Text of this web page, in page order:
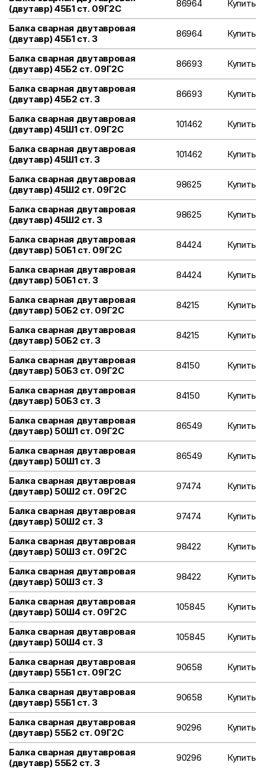
(двутавр) 45Б1 ст. 09Г2С
86964 Купить
Балка сварная двутавровая
(двутавр) 45Б1 ст. 3
86964 Купить
Балка сварная двутавровая
(двутавр) 45Б2 ст. 09Г2С
86693 Купить
Балка сварная двутавровая
(двутавр) 45Б2 ст. 3
86693 Купить
Балка сварная двутавровая
(двутавр) 45Ш1 ст. 09Г2С
101462 Купить
Балка сварная двутавровая
(двутавр) 45Ш1 ст. 3
101462 Купить
Балка сварная двутавровая
(двутавр) 45Ш2 ст. 09Г2С
98625 Купить
Балка сварная двутавровая
(двутавр) 45Ш2 ст. 3
98625 Купить
Балка сварная двутавровая
(двутавр) 50Б1 ст. 09Г2С
84424 Купить
Балка сварная двутавровая
(двутавр) 50Б1 ст. 3
84424 Купить
Балка сварная двутавровая
(двутавр) 50Б2 ст. 09Г2С
84215 Купить
Балка сварная двутавровая
(двутавр) 50Б2 ст. 3
84215 Купить
Балка сварная двутавровая
(двутавр) 50Б3 ст. 09Г2С
84150 Купить
Балка сварная двутавровая
(двутавр) 50Б3 ст. 3
84150 Купить
Балка сварная двутавровая
(двутавр) 50Ш1 ст. 09Г2С
86549 Купить
Балка сварная двутавровая
(двутавр) 50Ш1 ст. 3
86549 Купить
Балка сварная двутавровая
(двутавр) 50Ш2 ст. 09Г2С
97474 Купить
Балка сварная двутавровая
(двутавр) 50Ш2 ст. 3
97474 Купить
Балка сварная двутавровая
(двутавр) 50Ш3 ст. 09Г2С
98422 Купить
Балка сварная двутавровая
(двутавр) 50Ш3 ст. 3
98422 Купить
Балка сварная двутавровая
(двутавр) 50Ш4 ст. 09Г2С
105845 Купить
Балка сварная двутавровая
(двутавр) 50Ш4 ст. 3
105845 Купить
Балка сварная двутавровая
(двутавр) 55Б1 ст. 09Г2С
90658 Купить
Балка сварная двутавровая
(двутавр) 55Б1 ст. 3
90658 Купить
Балка сварная двутавровая
(двутавр) 55Б2 ст. 09Г2С
90296 Купить
Балка сварная двутавровая
(двутавр) 55Б2 ст. 3
90296 Купить